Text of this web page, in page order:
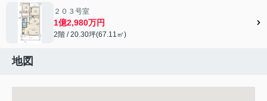
２０３号室
1億2,980万円
2階 / 20.30坪(67.11㎡)
地図